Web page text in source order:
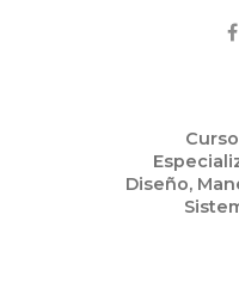
2021Diseño,